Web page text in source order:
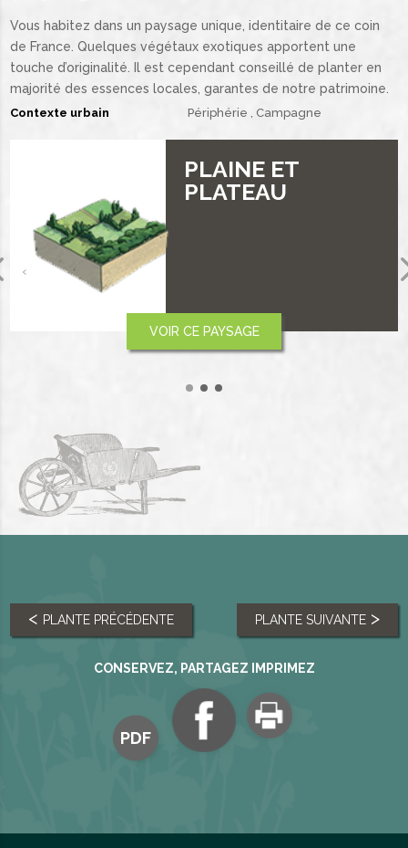
Vous habitez dans un paysage unique, identitaire de ce coin
de France. Quelques végétaux exotiques apportent une
touche d’originalité. Il est cependant conseillé de planter en
majorité des essences locales, garantes de notre patrimoine.
Contexte urbain Périphérie Campagne
VALLÉE
VOIR CE PAYSAGE
‹
PLANTE PRÉCÉDENTE PLANTE SUIVANTE
CONSERVEZ, PARTAGEZ IMPRIMEZ
PDF